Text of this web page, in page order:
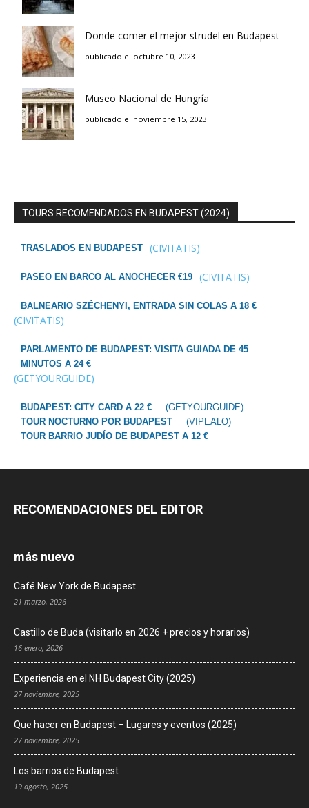
Donde comer el mejor strudel en Budapest
publicado el octubre 10, 2023
Museo Nacional de Hungría
publicado el noviembre 15, 2023
TOURS RECOMENDADOS EN BUDAPEST (2024)
TRASLADOS EN BUDAPEST (CIVITATIS)
PASEO EN BARCO AL ANOCHECER €19 (CIVITATIS)
BALNEARIO SZÉCHENYI, ENTRADA SIN COLAS A 18 €
(CIVITATIS)
PARLAMENTO DE BUDAPEST: VISITA GUIADA DE 45
MINUTOS A 24 €
(GETYOURGUIDE)
BUDAPEST: CITY CARD A 22 €
(GETYOURGUIDE)
TOUR NOCTURNO POR BUDAPEST
(VIPEALO)
TOUR BARRIO JUDÍO DE BUDAPEST A 12 €
RECOMENDACIONES DEL EDITOR
más nuevo
Café New York de Budapest
21 marzo, 2026
Castillo de Buda (visitarlo en 2026 + precios y horarios)
16 enero, 2026
Experiencia en el NH Budapest City (2025)
27 noviembre, 2025
Que hacer en Budapest – Lugares y eventos (2025)
27 noviembre, 2025
Los barrios de Budapest
19 agosto, 2025